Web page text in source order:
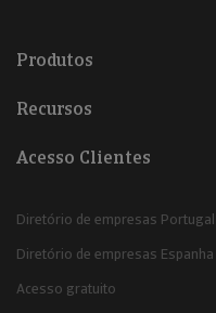
Produtos
Recursos
Acesso Clientes
Diretório de empresas Portugal
Diretório de empresas Espanha
Acesso gratuito